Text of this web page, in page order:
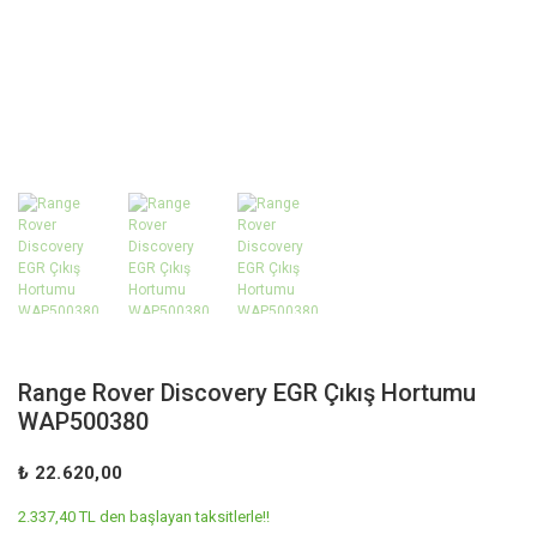
Range Rover Discovery EGR Çıkış Hortumu
WAP500380
₺ 22.620,00
2.337,40 TL den başlayan taksitlerle!!